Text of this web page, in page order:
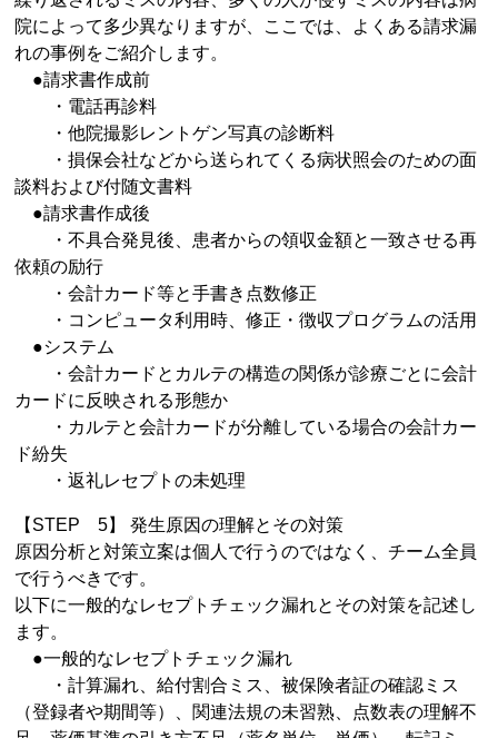
院によって多少異なりますが、ここでは、よくある請求漏
れの事例をご紹介します。
●請求書作成前
・電話再診料
・他院撮影レントゲン写真の診断料
・損保会社などから送られてくる病状照会のための面
談料および付随文書料
●請求書作成後
・不具合発見後、患者からの領収金額と一致させる再
依頼の励行
・会計カード等と手書き点数修正
・コンピュータ利用時、修正・徴収プログラムの活用
●システム
・会計カードとカルテの構造の関係が診療ごとに会計
カードに反映される形態か
・カルテと会計カードが分離している場合の会計カー
ド紛失
・返礼レセプトの未処理
【STEP 5】 発生原因の理解とその対策
原因分析と対策立案は個人で行うのではなく、チーム全員
で行うべきです。
以下に一般的なレセプトチェック漏れとその対策を記述し
ます。
●一般的なレセプトチェック漏れ
・計算漏れ、給付割合ミス、被保険者証の確認ミス
（登録者や期間等）、関連法規の未習熟、点数表の理解不